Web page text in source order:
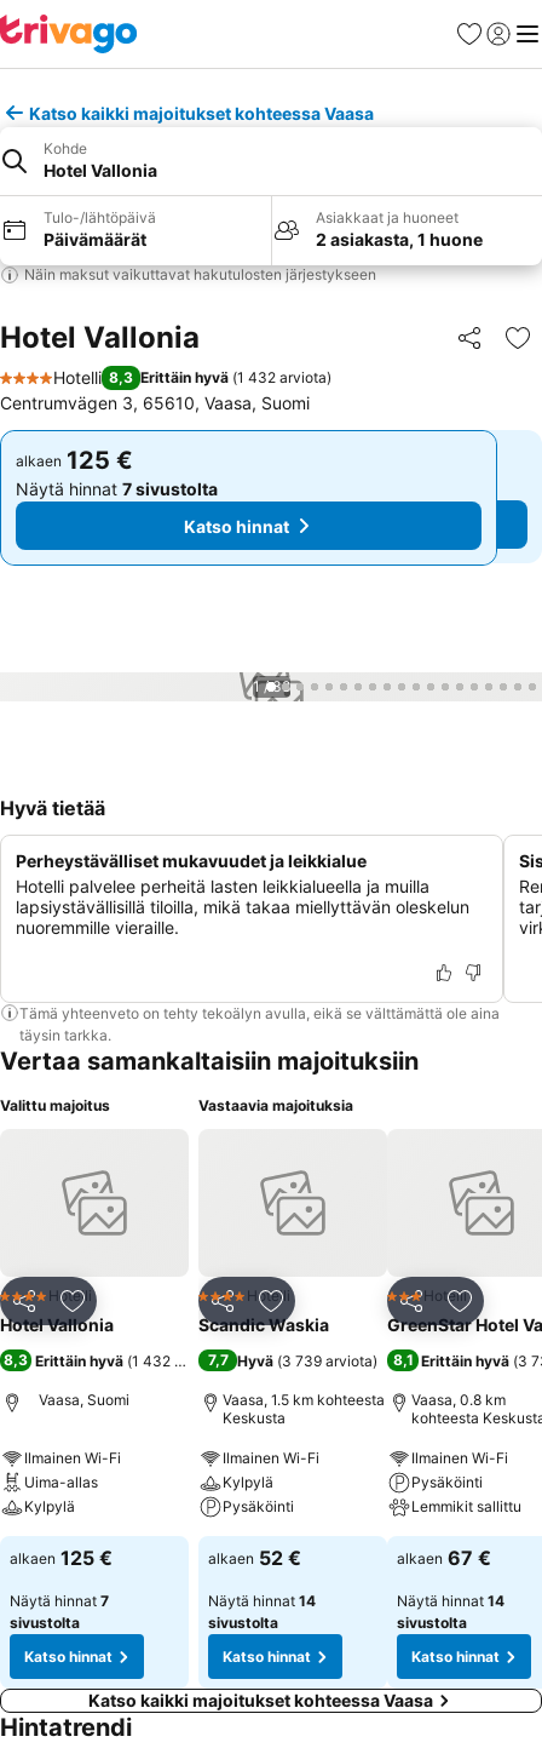
Suosikit
Katso kaikki majoitukset kohteessa Vaasa
Kohde
Hotel Vallonia
Tulo-/lähtöpäivä
Päivämäärät
Asiakkaat ja huoneet
2 asiakasta, 1 huone
Näin maksut vaikuttavat hakutulosten järjestykseen
Hotel Vallonia Jaa
4 Tähtiluokitus
Hotelli 8,3 Erittäin hyvä (1 432 arviota)
Centrumvägen 3, 65610, Vaasa, Suomi
alkaen 125 €
Näytä hinnat 7 sivustolta
Katso hinnat
alkaen 125 €
Näytä hinnat 7 sivustolta
Katso hinnat
1 / 38
Hyvä tietää
Perheystävälliset mukavuudet ja leikkialue
Hotelli palvelee perheitä lasten leikkialueella ja muilla
lapsiystävällisillä tiloilla, mikä takaa miellyttävän oleskelun
nuoremmille vieraille.
Tämä yhteenveto on tehty tekoälyn avulla, eikä se välttämättä ole aina
täysin tarkka.
Vertaa samankaltaisiin majoituksiin
Valittu majoitus
Jaa Lisää suosikkeihin
4 Tähtiluokitus
Hotelli
Hotel Vallonia
8,3 Erittäin hyvä (1 432 arviota)
Vaasa, Suomi
Ilmainen Wi-Fi
Uima-allas
Kylpylä
alkaen 125 €
Näytä hinnat 7
sivustolta
Katso hinnat
Vastaavia majoituksia
Jaa Lisää suosikkeihin
4 Tähtiluokitus
Hotelli
Scandic Waskia
7,7 Hyvä (3 739 arviota)
Vaasa, 1.5 km kohteesta
Keskusta
Ilmainen Wi-Fi
Kylpylä
Pysäköinti
alkaen 52 €
Näytä hinnat 14
sivustolta
Katso hinnat
Jaa Lisää
3 Tähtiluokitus
Hotelli
GreenStar Hotel
8,1 Erittäin hyvä (3
Vaasa, 0.8 km
kohteesta
Ilmainen Wi-Fi
Pysäköinti
Lemmikit sallittu
alkaen 67 €
Näytä hinnat 14
sivustolta
Katso hinnat
Katso kaikki majoitukset kohteessa Vaasa
Hintatrendi